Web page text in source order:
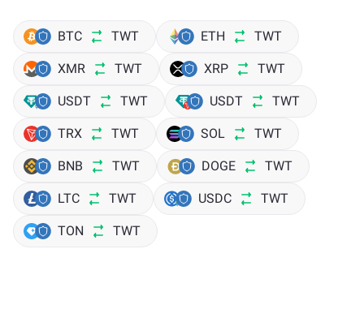
BTC TWT ETH TWT
XMR TWT XRP TWT
USDT TWT USDT TWT
TRX TWT SOL TWT
BNB TWT DOGE TWT
LTC TWT USDC TWT
TON TWT